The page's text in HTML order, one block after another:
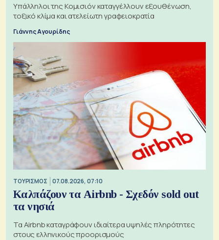
Υπάλληλοι της Κομισιόν καταγγέλλουν εξουθένωση,
τοξικό κλίμα και ατελείωτη γραφειοκρατία
Γιάννης Αγουρίδης
ΤΟΥΡΙΣΜΟΣ 07.08.2026, 07:10
Καλπάζουν τα Airbnb - Σχεδόν sold out
τα νησιά
Τα Airbnb καταγράφουν ιδιαίτερα υψηλές πληρότητες
στους ελληνικούς προορισμούς